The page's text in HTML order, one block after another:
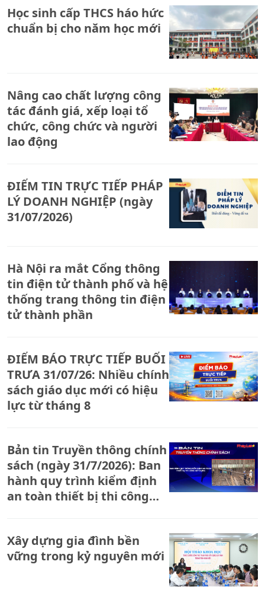
Học sinh cấp THCS háo hức
chuẩn bị cho năm học mới
Nâng cao chất lượng công
tác đánh giá, xếp loại tổ
chức, công chức và người
lao động
ĐIỂM TIN TRỰC TIẾP PHÁP
LÝ DOANH NGHIỆP (ngày
31/07/2026)
Hà Nội ra mắt Cổng thông
tin điện tử thành phố và hệ
thống trang thông tin điện
tử thành phần
ĐIỂM BÁO TRỰC TIẾP BUỔI
TRƯA 31/07/26: Nhiều chính
sách giáo dục mới có hiệu
lực từ tháng 8
Bản tin Truyền thông chính
sách (ngày 31/7/2026): Ban
hành quy trình kiểm định
an toàn thiết bị thi công
Xây dựng gia đình bền
vững trong kỷ nguyên mới